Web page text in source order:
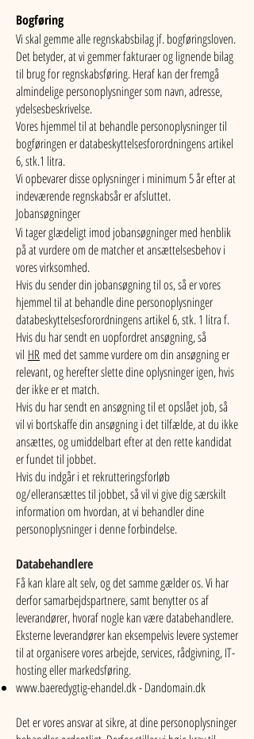
Bogføring
Vi skal gemme alle regnskabsbilag jf. bogføringsloven.
Det betyder, at vi gemmer fakturaer og lignende bilag
til brug for regnskabsføring. Heraf kan der fremgå
almindelige personoplysninger som navn, adresse,
ydelsesbeskrivelse.
Vores hjemmel til at behandle personoplysninger til
bogføringen er databeskyttelsesforordningens artikel
6, stk.1 litra.
Vi opbevarer disse oplysninger i minimum 5 år efter at
indeværende regnskabsår er afsluttet.
Jobansøgninger
Vi tager glædeligt imod jobansøgninger med henblik
på at vurdere om de matcher et ansættelsesbehov i
vores virksomhed.
Hvis du sender din jobansøgning til os, så er vores
hjemmel til at behandle dine personoplysninger
databeskyttelsesforordningens artikel 6, stk. 1 litra f.
Hvis du har sendt en uopfordret ansøgning, så
vil HR med det samme vurdere om din ansøgning er
relevant, og herefter slette dine oplysninger igen, hvis
der ikke er et match.
Hvis du har sendt en ansøgning til et opslået job, så
vil vi bortskaffe din ansøgning i det tilfælde, at du ikke
ansættes, og umiddelbart efter at den rette kandidat
er fundet til jobbet.
Hvis du indgår i et rekrutteringsforløb
og/elleransættes til jobbet, så vil vi give dig særskilt
information om hvordan, at vi behandler dine
personoplysninger i denne forbindelse.
Databehandlere
Få kan klare alt selv, og det samme gælder os. Vi har
derfor samarbejdspartnere, samt benytter os af
leverandører, hvoraf nogle kan være databehandlere.
Eksterne leverandører kan eksempelvis levere systemer
til at organisere vores arbejde, services, rådgivning, IT-
hosting eller markedsføring.
www.baeredygtig-ehandel.dk- Dandomain.dk
Det er vores ansvar at sikre, at dine personoplysninger